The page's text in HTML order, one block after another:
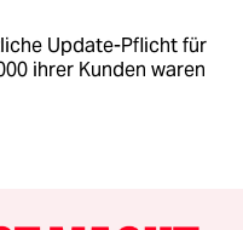
Update-Pflicht für
ihrer Kunden waren